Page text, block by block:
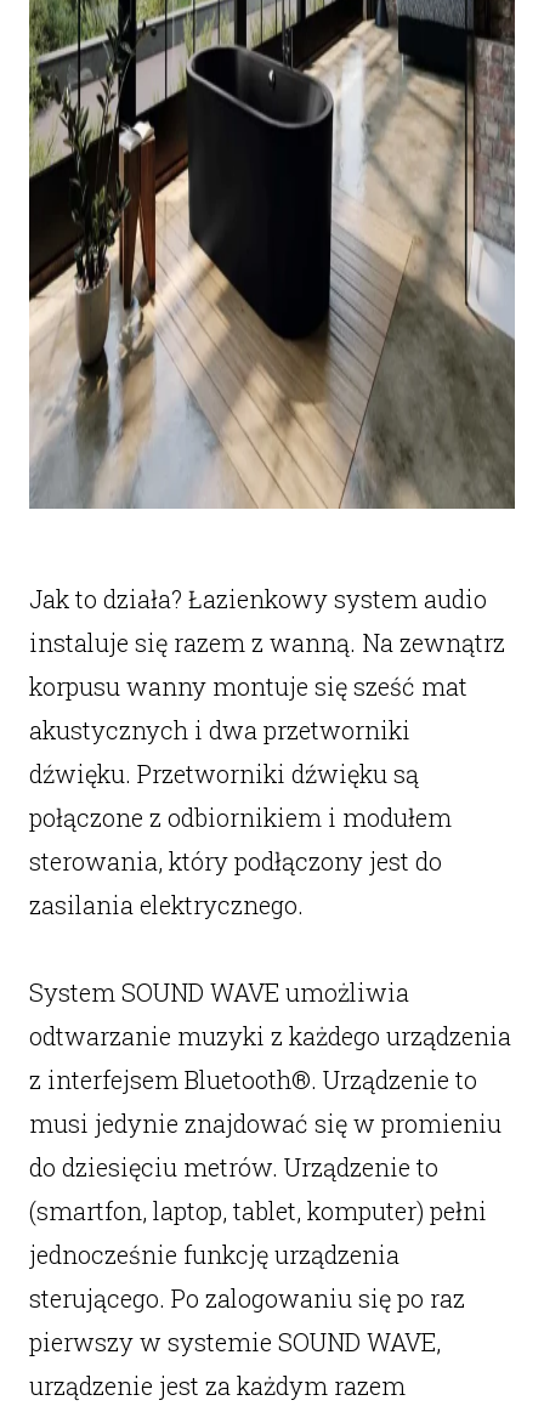
Jak to działa? Łazienkowy system audio
instaluje się razem z wanną. Na zewnątrz
korpusu wanny montuje się sześć mat
akustycznych i dwa przetworniki
dźwięku. Przetworniki dźwięku są
połączone z odbiornikiem i modułem
sterowania, który podłączony jest do
zasilania elektrycznego.
System SOUND WAVE umożliwia
odtwarzanie muzyki z każdego urządzenia
z interfejsem Bluetooth®. Urządzenie to
musi jedynie znajdować się w promieniu
do dziesięciu metrów. Urządzenie to
(smartfon, laptop, tablet, komputer) pełni
jednocześnie funkcję urządzenia
sterującego. Po zalogowaniu się po raz
pierwszy w systemie SOUND WAVE,
urządzenie jest za każdym razem